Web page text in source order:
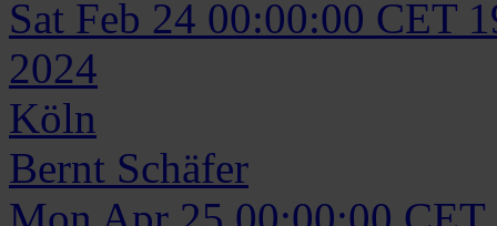
Sat Feb 24 00:00:00 CET
2024
Köln
Bernt Schäfer